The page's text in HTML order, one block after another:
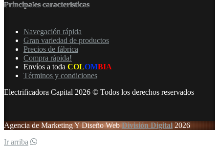
Principales características
Navegación rápida
Gran variedad de productos
Precios de fábrica
Compra rápida!
Envíos a toda COLOMBIA
Términos y condiciones
Electrificadora Capital 2026 © Todos los derechos reservados
Agencia de Marketing Y Diseño WebDivisión Digital2026
Ir arriba